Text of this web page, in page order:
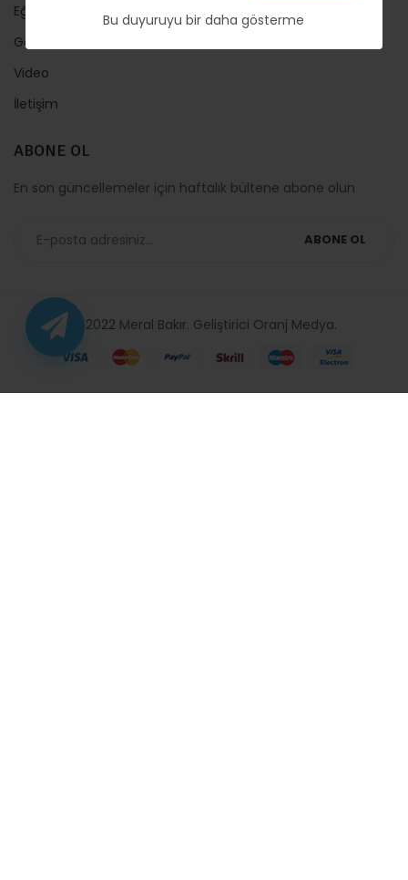
Bu duyuruyu bir daha gösterme
Eğitimler
Galeri
Video
İletişim
ABONE OL
En son güncellemeler için haftalık bültene abone olun
ABONE OL
© 2022 Meral Bakır. Geliştirici Oranj Medya.